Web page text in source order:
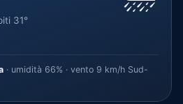
31°
· umidità 66% · vento 9 km/h Sud-